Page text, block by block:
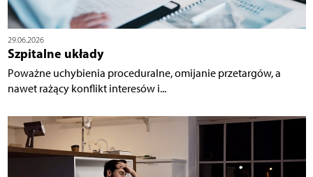
29.06.2026
Szpitalne układy
Poważne uchybienia proceduralne, omijanie przetargów, a
nawet rażący konflikt interesów i...